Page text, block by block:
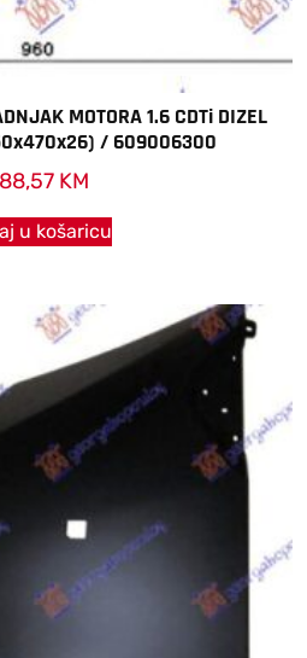
MOTORA 1.6 CDTi DIZEL
/ 609006300
KM
u košaricu